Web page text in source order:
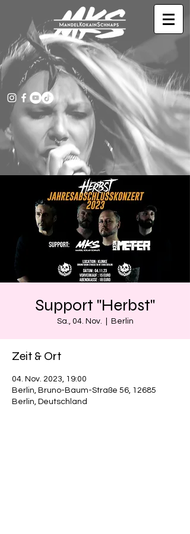
Support "Herbst"
Sa., 04. Nov. Berlin
Zeit & Ort
04. Nov. 2023, 19:00
Berlin, Bruno-Baum-Straße 56, 12685
Berlin, Deutschland